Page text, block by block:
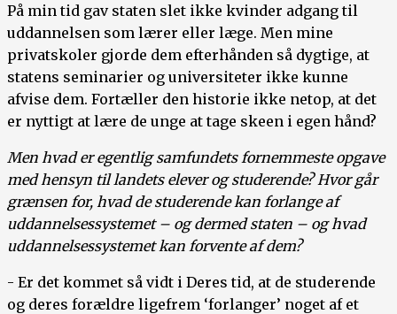
På min tid gav staten slet ikke kvinder adgang til
uddannelsen som lærer eller læge. Men mine
privatskoler gjorde dem efterhånden så dygtige, at
statens seminarier og universiteter ikke kunne
afvise dem. Fortæller den historie ikke netop, at det
er nyttigt at lære de unge at tage skeen i egen hånd?
Men hvad er egentlig samfundets fornemmeste opgave
med hensyn til landets elever og studerende? Hvor går
grænsen for, hvad de studerende kan forlange af
uddannelsessystemet – og dermed staten – og hvad
uddannelsessystemet kan forvente af dem?
- Er det kommet så vidt i Deres tid, at de studerende
og deres forældre ligefrem ‘forlanger’ noget af et